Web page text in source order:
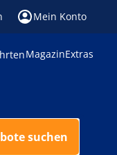
Mein Konto
MagazinExtras
suchen